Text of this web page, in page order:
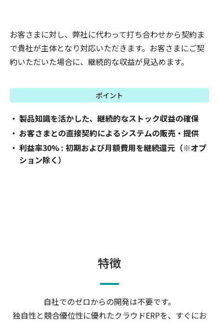
お客さまに対し、弊社に代わって打ち合わせから契約ま
で貴社が主体となり対応いただきます。お客さまにご契
約いただいた場合に、継続的な収益が見込めます。
ポイント
製品知識を活かした、継続的なストック収益の確保
お客さまとの直接契約によるシステムの販売・提供
利益率30% : 初期および月額費用を継続還元（※オプ
ション除く）
特徴
自社でのゼロからの開発は不要です。
独自性と競合優位性に優れたクラウドERPを、すぐにお